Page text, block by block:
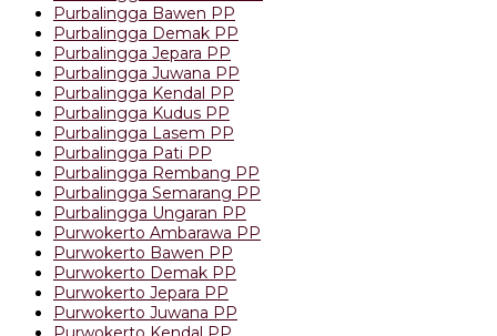
Purbalingga Bawen PP
Purbalingga Demak PP
Purbalingga Jepara PP
Purbalingga Juwana PP
Purbalingga Kendal PP
Purbalingga Kudus PP
Purbalingga Lasem PP
Purbalingga Pati PP
Purbalingga Rembang PP
Purbalingga Semarang PP
Purbalingga Ungaran PP
Purwokerto Ambarawa PP
Purwokerto Bawen PP
Purwokerto Demak PP
Purwokerto Jepara PP
Purwokerto Juwana PP